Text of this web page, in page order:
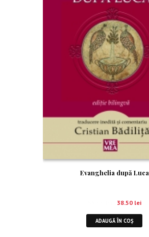
Evanghelia după Luca
38.50 lei
ADAUGĂ ÎN COȘ